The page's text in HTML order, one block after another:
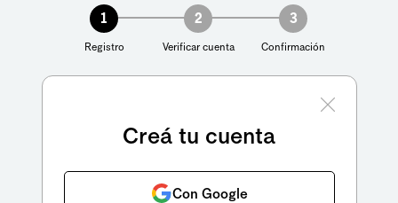
1
Registro
2
Verificar cuenta
3
Confirmación
Creá tu cuenta
Con Google